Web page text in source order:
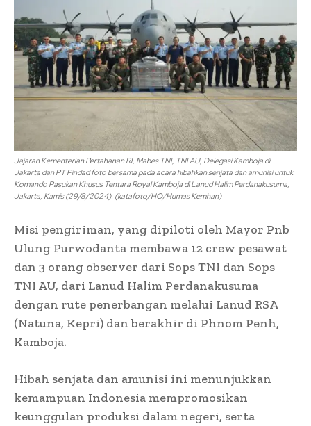
Jajaran Kementerian Pertahanan RI, Mabes TNI, TNI AU, Delegasi Kamboja di
Jakarta dan PT Pindad foto bersama pada acara hibahkan senjata dan amunisi untuk
Komando Pasukan Khusus Tentara Royal Kamboja di Lanud Halim Perdanakusuma,
Jakarta, Kamis (29/8/2024). (katafoto/HO/Humas Kemhan)
Misi pengiriman, yang dipiloti oleh Mayor Pnb
Ulung Purwodanta membawa 12 crew pesawat
dan 3 orang observer dari Sops TNI dan Sops
TNI AU, dari Lanud Halim Perdanakusuma
dengan rute penerbangan melalui Lanud RSA
(Natuna, Kepri) dan berakhir di Phnom Penh,
Kamboja.
Hibah senjata dan amunisi ini menunjukkan
kemampuan Indonesia mempromosikan
keunggulan produksi dalam negeri, serta